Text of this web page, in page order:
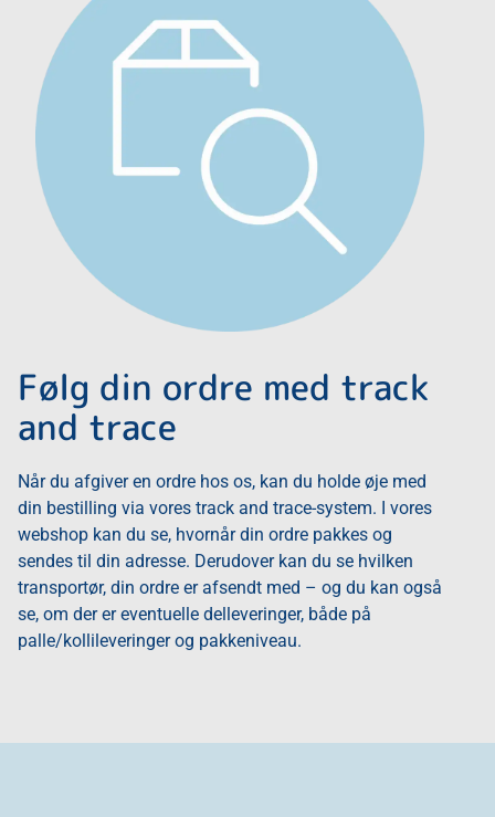
Følg din ordre med track
and trace
Når du afgiver en ordre hos os, kan du holde øje med
din bestilling via vores track and trace-system. I vores
webshop kan du se, hvornår din ordre pakkes og
sendes til din adresse. Derudover kan du se hvilken
transportør, din ordre er afsendt med – og du kan også
se, om der er eventuelle delleveringer, både på
palle/kollileveringer og pakkeniveau.